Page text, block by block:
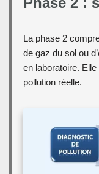
La phase 2
de gaz du sol ou
en laboratoire.
pollution réelle.